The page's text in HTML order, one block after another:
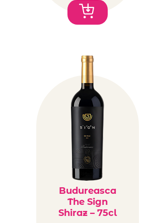
Budureasca
The Sign
Shiraz – 75cl